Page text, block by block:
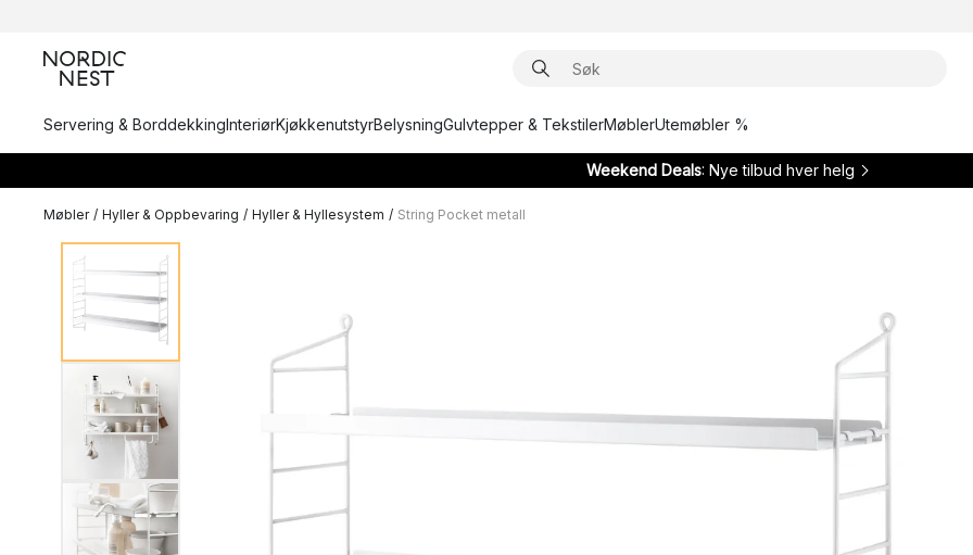
Servering & BorddekkingInteriørKjøkkenutstyrBelysningGulvtepper & TekstilerMøblerUtemøbler %
Weekend Deals: Nye tilbud hver helg
Møbler / Hyller & Oppbevaring / Hyller & Hyllesystem / String Pocket metall